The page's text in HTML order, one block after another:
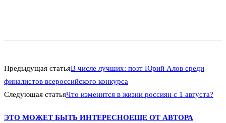
Предыдущая статьяВ числе лучших: поэт Юрий Алов среди
финалистов всероссийского конкурса
Следующая статьяЧто изменится в жизни россиян с 1 августа?
ЭТО МОЖЕТ БЫТЬ ИНТЕРЕСНОЕЩЕ ОТ АВТОРА